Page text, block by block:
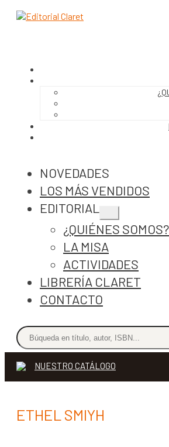
NOVEDADES
LOS MÁS VENDIDOS
EDITORIAL
Expandir
el
menú
¿QUIÉNES SOMOS?
LA MISA
ACTIVIDADES
LIBRERÍA CLARET
CONTACTO
NUESTRO CATÁLOGO
ETHEL SMIYH